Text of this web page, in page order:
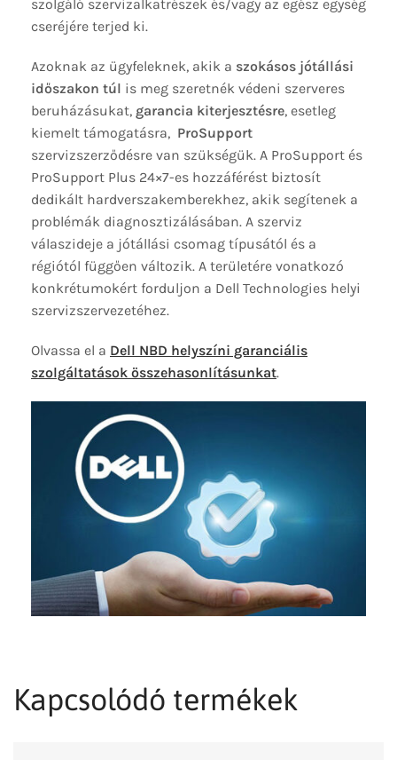
szolgáló szervizalkatrészek és/vagy az egész egység
cseréjére terjed ki.
Azoknak az ügyfeleknek, akik a szokásos jótállási
időszakon túl is meg szeretnék védeni szerveres
beruházásukat, garancia kiterjesztésre, esetleg
kiemelt támogatásra, ProSupport
szervizszerződésre van szükségük. A ProSupport és
ProSupport Plus 24×7-es hozzáférést biztosít
dedikált hardverszakemberekhez, akik segítenek a
problémák diagnosztizálásában. A szerviz
válaszideje a jótállási csomag típusától és a
régiótól függően változik. A területére vonatkozó
konkrétumokért forduljon a Dell Technologies helyi
szervizszervezetéhez.
Olvassa el a Dell NBD helyszíni garanciális
szolgáltatások összehasonlításunkat.
Kapcsolódó termékek